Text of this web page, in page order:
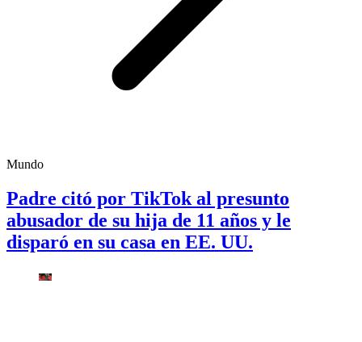
Mundo
Padre citó por TikTok al presunto
abusador de su hija de 11 años y le
disparó en su casa en EE. UU.